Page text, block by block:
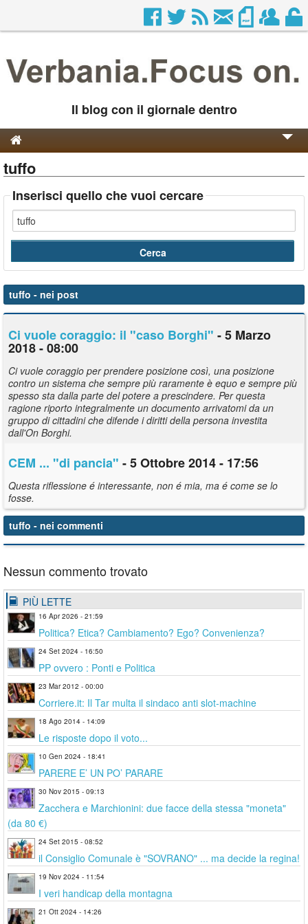
Il blog con il giornale dentro
Genesi e Storia
Contatti
tuffo
Inserisci quello che vuoi cercare
tuffo - nei post
Ci vuole coraggio: il "caso Borghi" - 5 Marzo
2018 - 08:00
Ci vuole coraggio per prendere posizione così, una posizione
contro un sistema che sempre più raramente è equo e sempre più
spesso sta dalla parte del potere a prescindere. Per questa
ragione riporto integralmente un documento arrivatomi da un
gruppo di cittadini che difende i diritti della persona investita
dall'On Borghi.
CEM ... "di pancia" - 5 Ottobre 2014 - 17:56
Questa riflessione é interessante, non é mia, ma é come se lo
fosse.
tuffo - nei commenti
Nessun commento trovato
PIÙ LETTE
16 Apr 2026 - 21:59
Politica? Etica? Cambiamento? Ego? Convenienza?
24 Set 2024 - 16:50
PP ovvero : Ponti e Politica
23 Mar 2012 - 00:00
Corriere.it: Il Tar multa il sindaco anti slot-machine
18 Ago 2014 - 14:09
Le risposte dopo il voto...
10 Gen 2024 - 18:41
PARERE E’ UN PO’ PARARE
30 Nov 2015 - 09:13
Zacchera e Marchionini: due facce della stessa "moneta"
(da 80 €)
24 Set 2015 - 08:52
il Consiglio Comunale è "SOVRANO" ... ma decide la regina!
19 Nov 2024 - 11:54
I veri handicap della montagna
21 Ott 2024 - 14:26